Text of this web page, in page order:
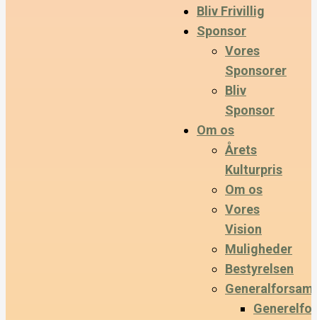
Bliv Frivillig
Sponsor
Vores
Sponsorer
Bliv
Sponsor
Om os
Årets
Kulturpris
Om os
Vores
Vision
Muligheder
Bestyrelsen